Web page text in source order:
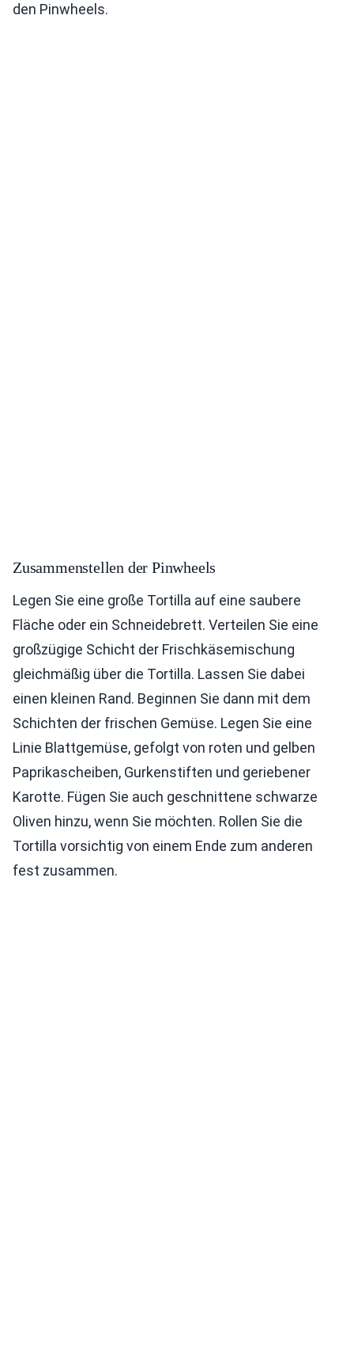
den Pinwheels.
Zusammenstellen der Pinwheels
Legen Sie eine große Tortilla auf eine saubere
Fläche oder ein Schneidebrett. Verteilen Sie eine
großzügige Schicht der Frischkäsemischung
gleichmäßig über die Tortilla. Lassen Sie dabei
einen kleinen Rand. Beginnen Sie dann mit dem
Schichten der frischen Gemüse. Legen Sie eine
Linie Blattgemüse, gefolgt von roten und gelben
Paprikascheiben, Gurkenstiften und geriebener
Karotte. Fügen Sie auch geschnittene schwarze
Oliven hinzu, wenn Sie möchten. Rollen Sie die
Tortilla vorsichtig von einem Ende zum anderen
fest zusammen.